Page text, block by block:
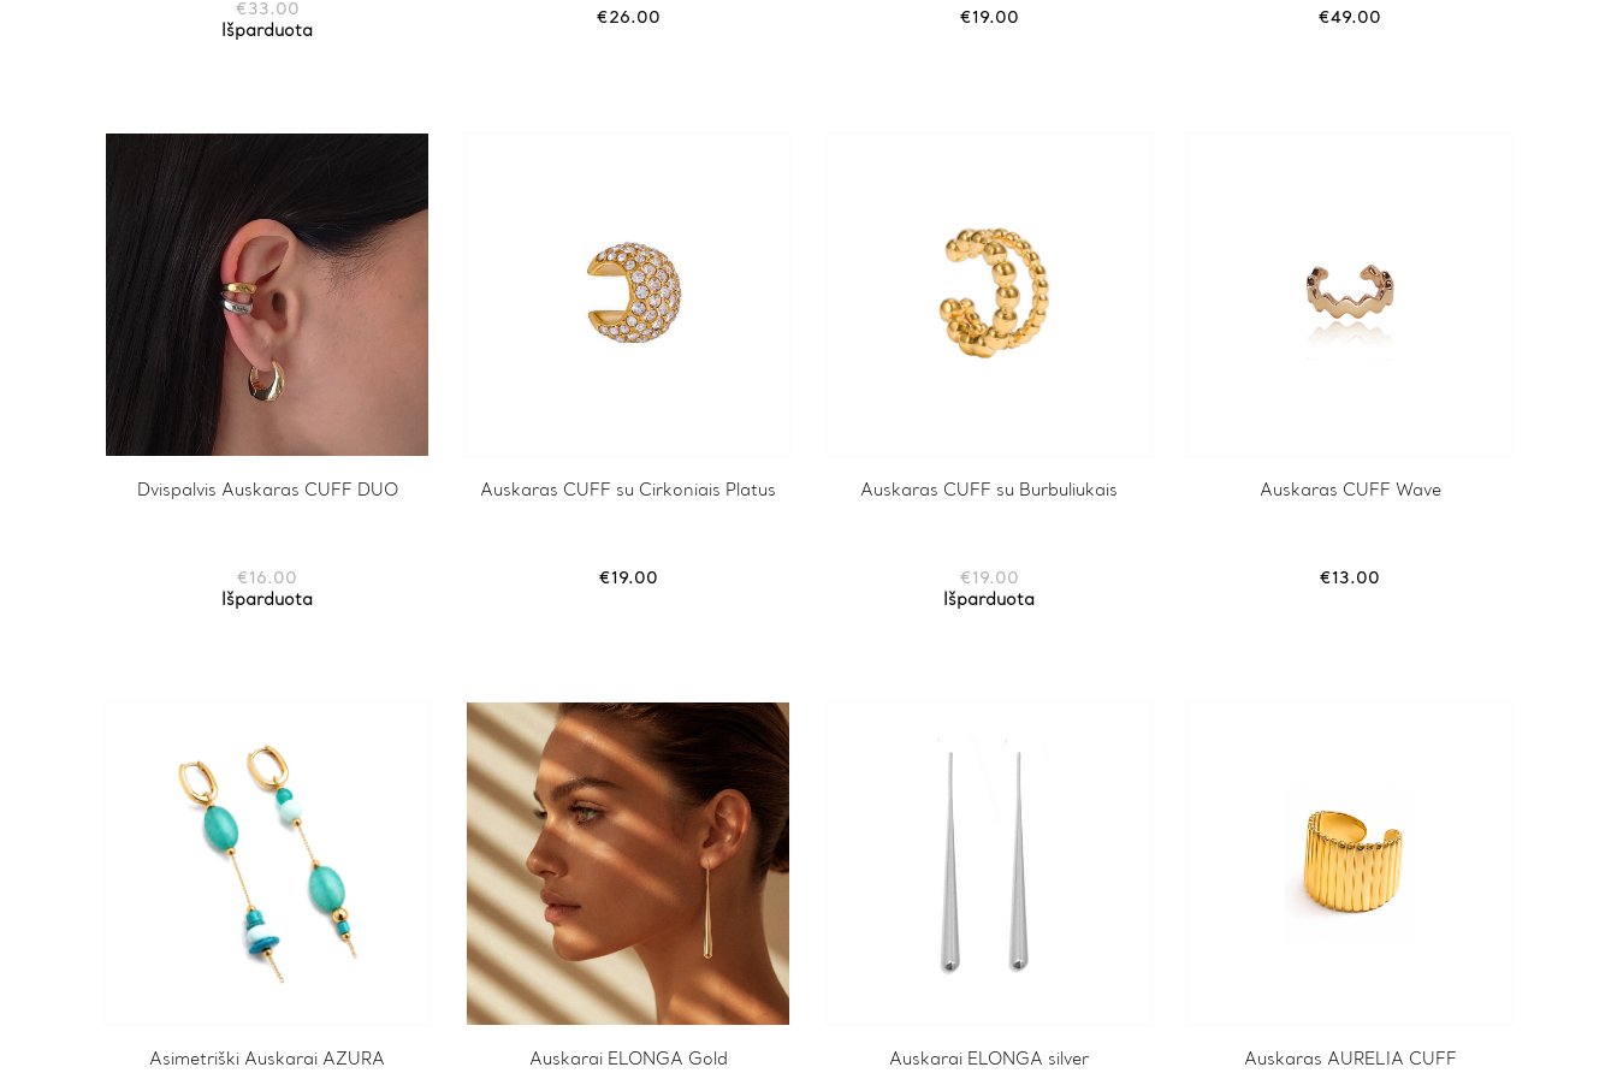
€ 33.00
Išparduota
€26.00 €19.00 €49.00
Dvispalvis Auskaras CUFF DUO
€ 16.00
Išparduota
Auskaras CUFF su Cirkoniais Platus
€19.00
Auskaras CUFF su Burbuliukais
€ 19.00
Išparduota
Auskaras CUFF Wave
€13.00
Asimetriški Auskarai AZURA Auskarai ELONGA Gold Auskarai ELONGA silver Auskaras AURELIA CUFF